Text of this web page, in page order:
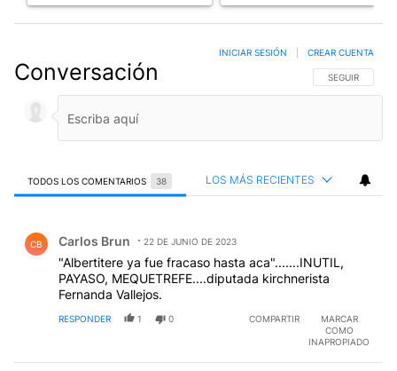
Conversación SIGA ESTA
SEGUIR
INICIAR SESIÓN CREAR CUENTA
TODOS LOS COMENTARIOS 38 LOS MÁS RECIENTES
CB Carlos Brun 22 DE JUNIO DE 2023
"Albertitere ya fue fracaso hasta aca".......INUTIL,
PAYASO, MEQUETREFE....diputada kirchnerista
Fernanda Vallejos.
RESPONDER 1 0 COMPARTIR
MARCAR
COMO
INAPROPIADO